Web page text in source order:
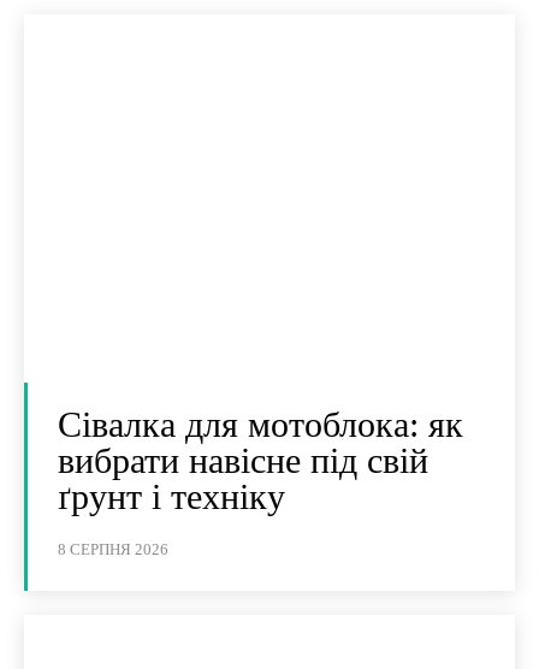
Сівалка для мотоблока: як
вибрати навісне під свій
ґрунт і техніку
8 СЕРПНЯ 2026